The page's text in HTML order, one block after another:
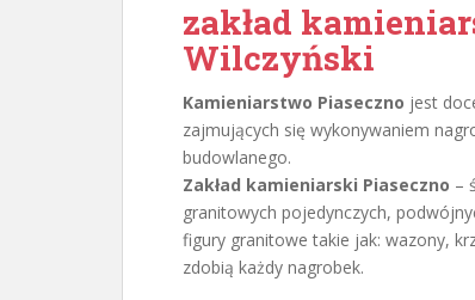
zakład
Wilczyński
Kamieniarstwo Piaseczno jest
zajmujących się wykonywaniem
budowlanego.
Zakład kamieniarski Piaseczno –
granitowych pojedynczych,
figury granitowe takie jak: wazony,
zdobią każdy nagrobek.